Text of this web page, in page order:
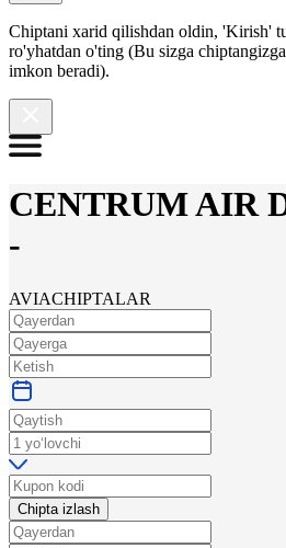
Chiptani xarid qilishdan oldin, 'Kirish'
ro'yhatdan o'ting (Bu sizga
imkon beradi).
CENTRUM AIR
-
AVIACHIPTALAR
Chipta izlash